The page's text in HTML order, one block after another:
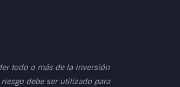
todo o más de la inversión
debe ser utilizado para